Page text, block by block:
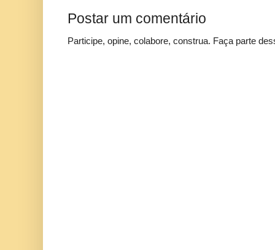
Postar um comentário
Participe, opine, colabore, construa. Faça parte